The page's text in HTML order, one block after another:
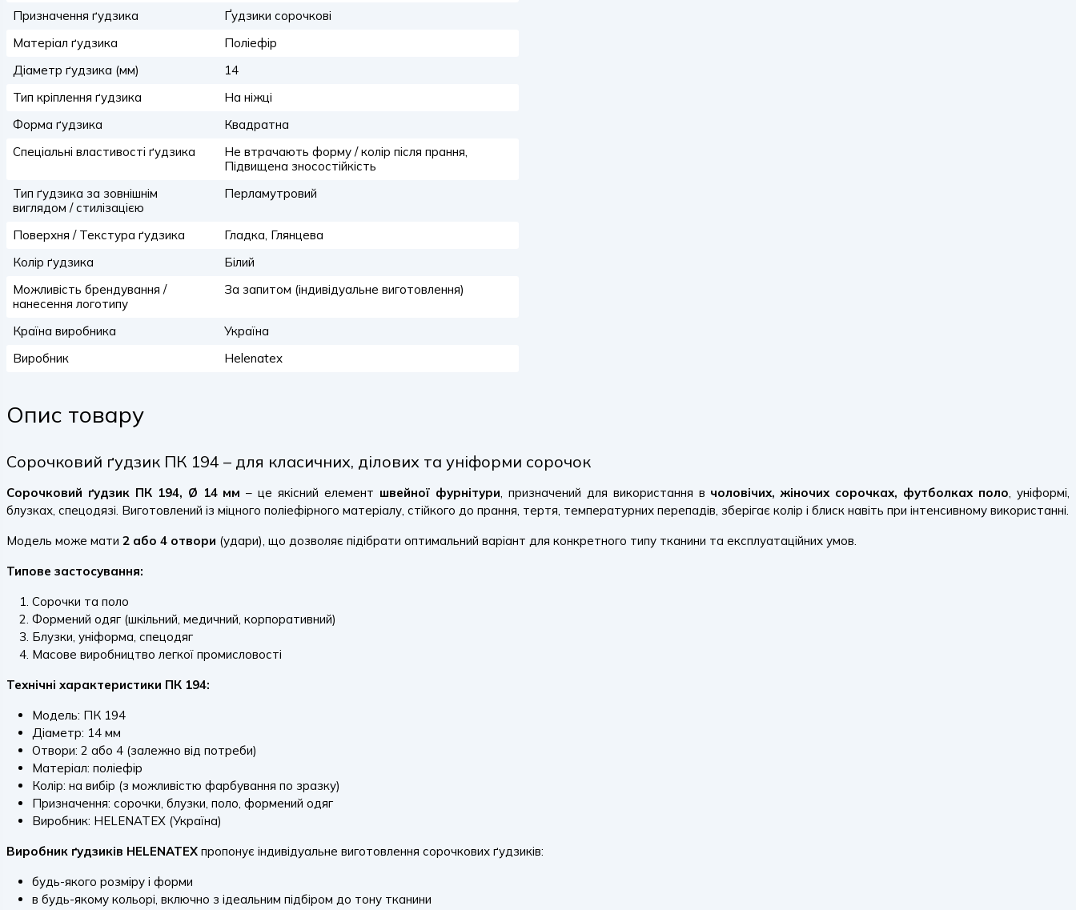
Призначення ґудзика
Ґудзики сорочкові
Матеріал ґудзика
Поліефір
Діаметр ґудзика (мм)
14
Тип кріплення ґудзика
На ніжці
Форма ґудзика
Квадратна
Спеціальні властивості ґудзика
Не втрачають форму / колір після прання,
Підвищена зносостійкість
Тип ґудзика за зовнішнім
виглядом / стилізацією
Перламутровий
Поверхня / Текстура ґудзика
Гладка, Глянцева
Колір ґудзика
Білий
Можливість брендування /
нанесення логотипу
За запитом (індивідуальне виготовлення)
Країна виробника
Україна
Виробник
Helenatex
Опис товару
Сорочковий ґудзик ПК 194 – для класичних, ділових та уніформи сорочок
Сорочковий ґудзик ПК 194, Ø 14 мм – це якісний елемент швейної фурнітури, призначений для використання в чоловічих, жіночих сорочках, футболках поло, уніформі,
блузках, спецодязі. Виготовлений із міцного поліефірного матеріалу, стійкого до прання, тертя, температурних перепадів, зберігає колір і блиск навіть при інтенсивному використанні.
Модель може мати 2 або 4 отвори (удари), що дозволяє підібрати оптимальний варіант для конкретного типу тканини та експлуатаційних умов.
Типове застосування:
Сорочки та поло
Формений одяг (шкільний, медичний, корпоративний)
Блузки, уніформа, спецодяг
Масове виробництво легкої промисловості
Технічні характеристики ПК 194:
Модель: ПК 194
Діаметр: 14 мм
Отвори: 2 або 4 (залежно від потреби)
Матеріал: поліефір
Колір: на вибір (з можливістю фарбування по зразку)
Призначення: сорочки, блузки, поло, формений одяг
Виробник: HELENATEX (Україна)
Виробник ґудзиків HELENATEX пропонує індивідуальне виготовлення сорочкових ґудзиків:
будь-якого розміру і форми
в будь-якому кольорі, включно з ідеальним підбіром до тону тканини